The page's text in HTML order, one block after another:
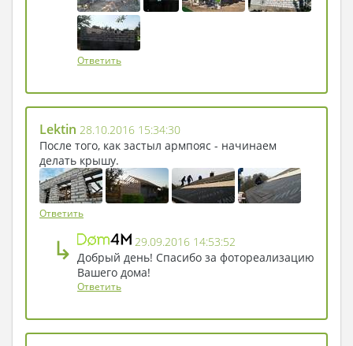
Ответить
Lektin 28.10.2016 15:34:30
После того, как застыл армпояс - начинаем
делать крышу.
Ответить
↳
29.09.2016 14:53:52
Добрый день! Спасибо за фотореализацию
Вашего дома!
Ответить